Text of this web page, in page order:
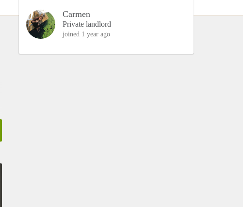
Carmen
Private landlord
joined 1 year ago